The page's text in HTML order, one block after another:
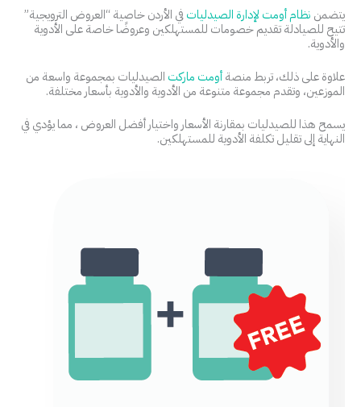
يتضمن نظام أومت لإدارة الصيدلياتفي الأردن خاصية “العروض الترويجية”
تتيح للصيادلة تقديم خصومات للمستهلكين وعروضًا خاصة على الأدوية
والأدوية.
علاوة على ذلك، تربط منصةأومت ماركت الصيدليات بمجموعة واسعة من
الموزعين، وتقدم مجموعة متنوعة من الأدوية والأدوية بأسعار مختلفة.
يسمح هذا للصيدليات بمقارنة الأسعار واختيار أفضل العروض ، مما يؤدي في
النهاية إلى تقليل تكلفة الأدوية للمستهلكين.